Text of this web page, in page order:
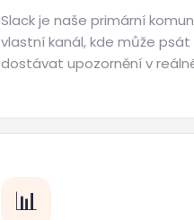
Slack je naše primární
vlastní kanál, kde může
dostávat upozornění v
📊